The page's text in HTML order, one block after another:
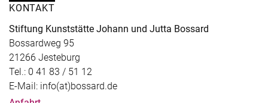
KONTAKT
Stiftung Kunststätte Johann und Jutta Bossard
Bossardweg 95
21266 Jesteburg
Tel.: 0 41 83 / 51 12
E-Mail: info(at)bossard.de